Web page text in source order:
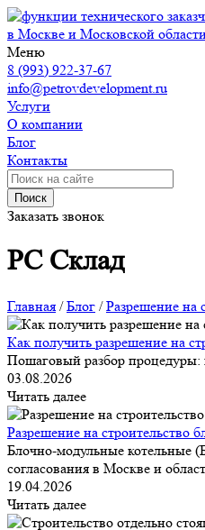
в Москве и Московской
Меню
8 (993) 922-37-67
info@petrovdevelopment.ru
Услуги
О компании
Блог
Контакты
Поиск
Заказать звонок
РС Склад
Главная /Блог /Разрешение на
Как получить разрешение на
Пошаговый разбор процедуры:
03.08.2026
Читать далее
Разрешение на строительство
Блочно-модульные котельные
согласования в Москве и
19.04.2026
Читать далее